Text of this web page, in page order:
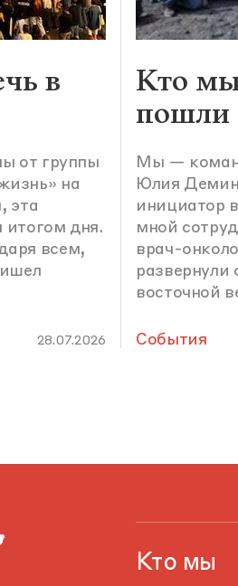
в
от группы
на
эта
итогом дня.
всем,
28.07.2026
Кто
пошли
Мы —
Юлия
инициатор
мной
врач-
развернули
восточной
События
Кто мы